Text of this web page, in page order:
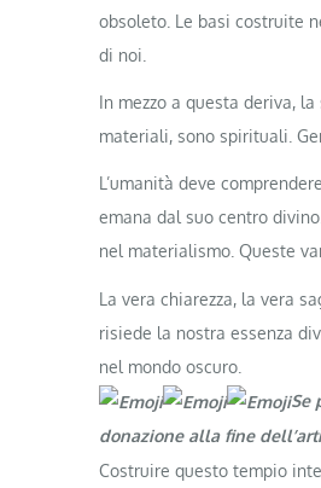
obsoleto. Le basi costruite
di noi.
In mezzo a questa deriva,
materiali, sono spirituali.
L’umanità deve
emana dal suo centro
nel materialismo. Queste
La vera chiarezza, la vera
risiede la nostra essenza
nel mondo oscuro.
Se
donazione alla fine
Costruire questo tempio